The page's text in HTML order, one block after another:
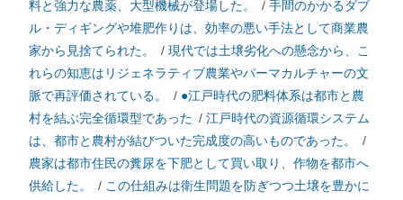
料と強力な農薬、大型機械が登場した。
/ 手間のかかるダブ
ル・ディギングや堆肥作りは、効率の悪い手法として商業農
家から見捨てられた。
/ 現代では土壌劣化への懸念から、こ
れらの知恵はリジェネラティブ農業やパーマカルチャーの文
脈で再評価されている。
/ ●江戸時代の肥料体系は都市と農
村を結ぶ完全循環型であった / 江戸時代の資源循環システム
は、都市と農村が結びついた完成度の高いものであった。
/
農家は都市住民の糞尿を下肥として買い取り、作物を都市へ
供給した。
/ この仕組みは衛生問題を防ぎつつ土壌を豊かに